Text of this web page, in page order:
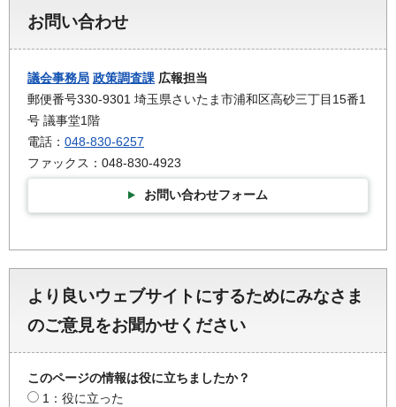
お問い合わせ
議会事務局 政策調査課 広報担当
郵便番号330-9301 埼玉県さいたま市浦和区高砂三丁目15番1
号 議事堂1階
電話： 048-830-6257
ファックス：048-830-4923
お問い合わせフォーム
より良いウェブサイトにするためにみなさま
のご意見をお聞かせください
このページの情報は役に立ちましたか？
1：役に立った